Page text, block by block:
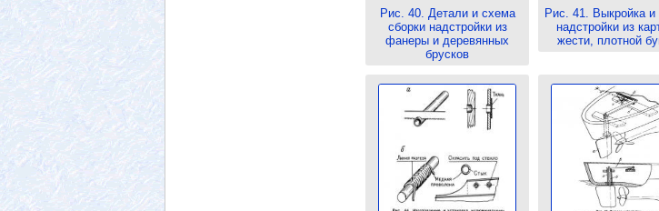
Рис. 40. Детали и схема
сборки надстройки из
фанеры и деревянных
брусков
Рис. 41. Выкройка и
надстройки из
жести, плотной